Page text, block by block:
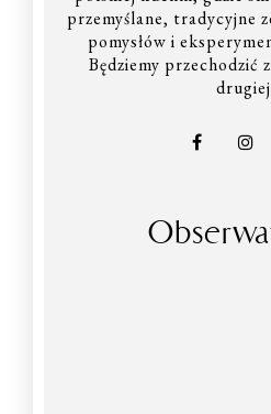
przemyślane, tradycyjne
pomysłów i
Będziemy przechodzić